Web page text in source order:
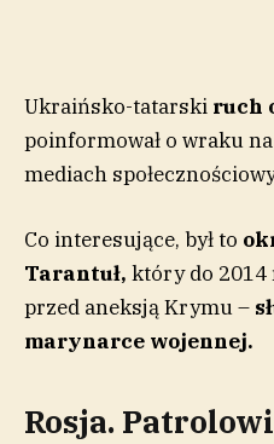
Ukraińsko-tatarski ruch
poinformował o wraku
mediach
Co interesujące, był to
Tarantuł, który do 2014
przed aneksją Krymu –
marynarce wojennej.
Rosja.